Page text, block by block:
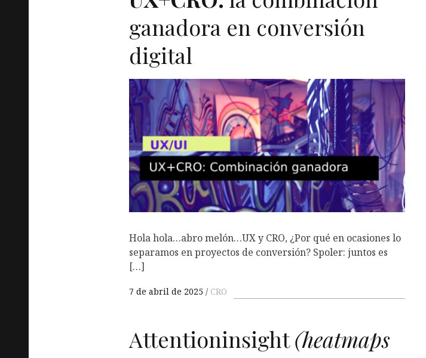
ganadora en conversión
digital
Hola hola…abro melón…UX y CRO, ¿Por qué en ocasiones lo
separamos en proyectos de conversión? Spoler: juntos es
[…]
7 de abril de 2025 CRO
Attentioninsight(heatmaps